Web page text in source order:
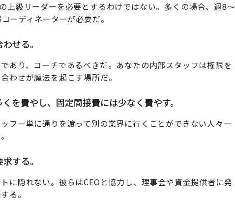
上級リーダーを必要とするわけではない。多くの場合、週8〜
ーディネーターが必要だ。
せる。
あり、コーチであるべきだ。あなたの内部スタッフは権限を
わせが魔法を起こす場所だ。
を費やし、固定間接費には少なく費やす。
フ—単に通りを渡って別の業界に行くことができない人々—
する。
に隠れない。彼らはCEOと協力し、理事会や資金提供者に発
る。